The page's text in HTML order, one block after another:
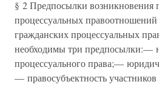
§ 2 Предпосылки возникновения
процессуальных
гражданских процессуальных
необходимы три предпосылки:—
процессуального права;—
— правосубъектность участников